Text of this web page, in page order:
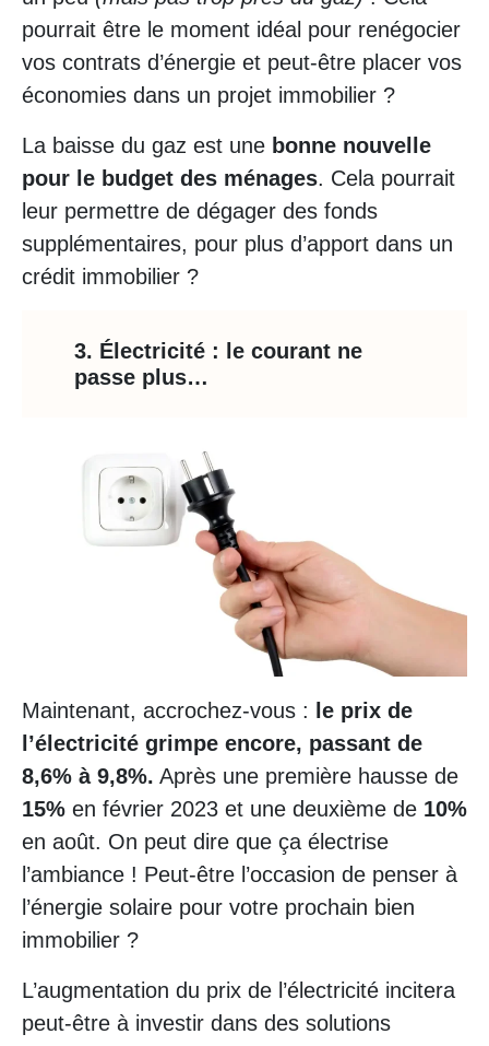
pourrait être le moment idéal pour renégocier
vos contrats d’énergie et peut-être placer vos
économies dans un projet immobilier ?
La baisse du gaz est une bonne nouvelle
pour le budget des ménages. Cela pourrait
leur permettre de dégager des fonds
supplémentaires, pour plus d’apport dans un
crédit immobilier ?
3. Électricité : le courant ne
passe plus…
Maintenant, accrochez-vous :
le prix de
l’électricité grimpe encore, passant de
8,6% à 9,8%. Après une première hausse de
15% en février 2023 et une deuxième de 10%
en août. On peut dire que ça électrise
l’ambiance ! Peut-être l’occasion de penser à
l’énergie solaire pour votre prochain bien
immobilier ?
L’augmentation du prix de l’électricité incitera
peut-être à investir dans des solutions